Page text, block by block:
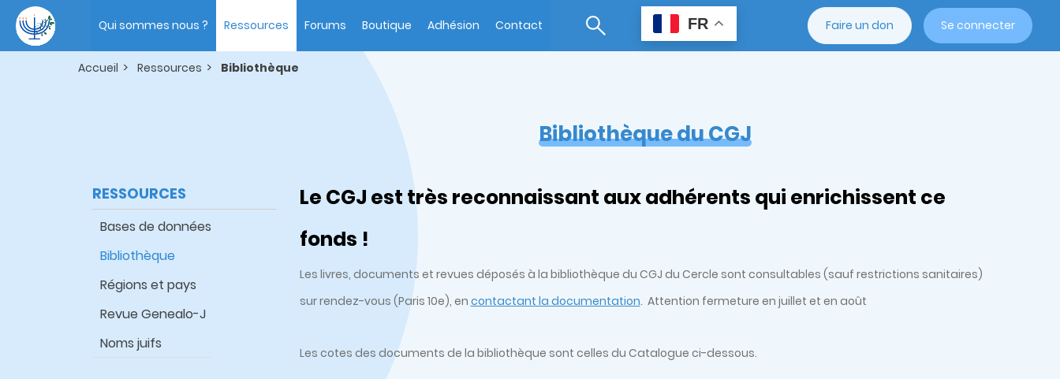
contenu
principal
navigation
Qui sommes nous ? Ressources Forums Boutique Adhésion Contact FR Faire un don Se connecter
Accueil Ressources Bibliothèque
RESSOURCES
Bases de données
Bibliothèque
Régions et pays
Revue Genealo-J
Noms juifs
Bibliothèque du CGJ
Le CGJ est très reconnaissant aux adhérents qui enrichissent ce
fonds !
Les livres, documents et revues déposés à la bibliothèque du CGJ du Cercle sont consultables (sauf restrictions sanitaires)
sur rendez-vous (Paris 10e), en contactant la documentation. Attention fermeture en juillet et en août
Les cotes des documents de la bibliothèque sont celles du Catalogue ci-dessous.